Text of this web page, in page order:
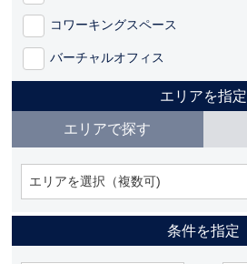
コワーキングスペース
バーチャルオフィス
エリアを指定
エリアで探す
エリアを選択（複数可)
条件を指定